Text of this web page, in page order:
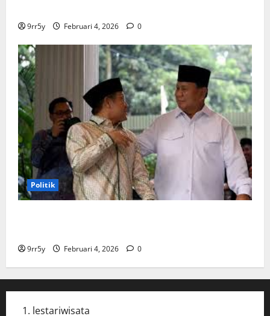
9rr5y Februari 4, 2026 0
Politik
9rr5y Februari 4, 2026 0
lestariwisata